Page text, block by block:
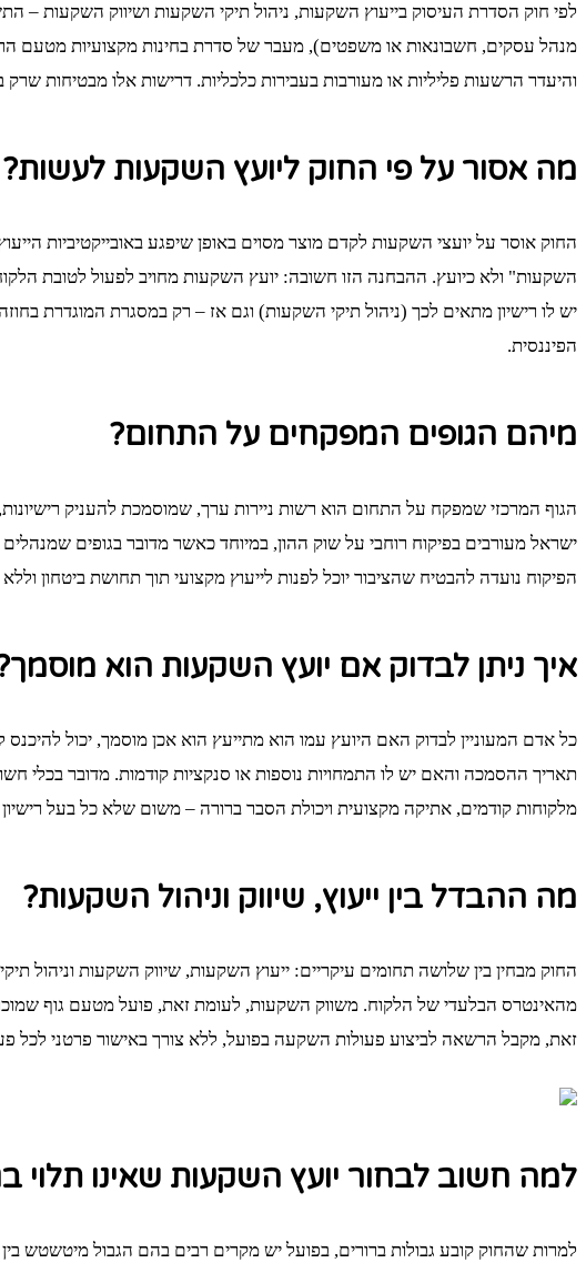
מנהל עסקים, חשבונאות או משפטים), מעבר של סדרת בחינות מקצועיות מטעם
והיעדר הרשעות פליליות או מעורבות בעבירות כלכליות. דרישות אלו מבטיחות
מה אסור על פי החוק ליועץ השקעות לעשות?
החוק אוסר על יועצי השקעות לקדם מוצר מסוים באופן שיפגע באובייקטיביות
השקעות" ולא כיועץ. ההבחנה הזו חשובה: יועץ השקעות מחויב לפעול לטובת
יש לו רישיון מתאים לכך (ניהול תיקי השקעות) וגם אז – רק במסגרת המוגדרת
הפיננסית.
מיהם הגופים המפקחים על התחום?
הגוף המרכזי שמפקח על התחום הוא רשות ניירות ערך, שמוסמכת להעניק
ישראל מעורבים בפיקוח רוחבי על שוק ההון, במיוחד כאשר מדובר בגופים
הפיקוח נועדה להבטיח שהציבור יוכל לפנות לייעוץ מקצועי תוך תחושת ביטחון וללא
איך ניתן לבדוק אם יועץ השקעות הוא
כל אדם המעוניין לבדוק האם היועץ עמו הוא מתייעץ הוא אכן מוסמך, יכול
תאריך ההסמכה והאם יש לו התמחויות נוספות או סנקציות קודמות. מדובר בכלי
מלקוחות קודמים, אתיקה מקצועית ויכולת הסבר ברורה – משום שלא כל בעל
מה ההבדל בין ייעוץ, שיווק וניהול השקעות?
החוק מבחין בין שלושה תחומים עיקריים: ייעוץ השקעות, שיווק השקעות וניהול
מהאינטרס הבלעדי של הלקוח. משווק השקעות, לעומת זאת, פועל מטעם גוף
זאת, מקבל הרשאה לביצוע פעולות השקעה בפועל, ללא צורך באישור פרטני לכל
למה חשוב לבחור יועץ השקעות שאינו תלוי
למרות שהחוק קובע גבולות ברורים, בפועל יש מקרים רבים בהם הגבול מיטשטש בין